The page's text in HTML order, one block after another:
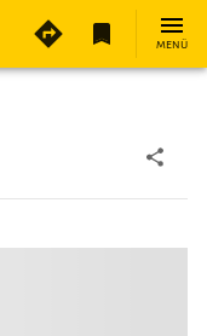
MENÜ